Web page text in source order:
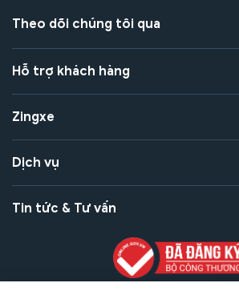
Theo dõi chúng tôi qua
Hỗ trợ khách hàng
Zingxe
Dịch vụ
Tin tức & Tư vấn